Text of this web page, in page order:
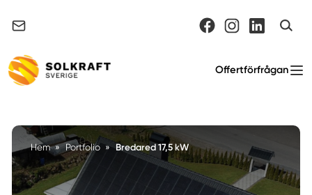
Offertförfrågan
Hem » Portfolio » Bredared 17,5 kW